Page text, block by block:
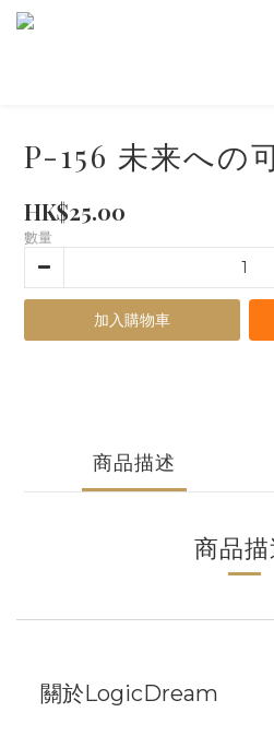
P-156 未来への
HK$25.00
數量
加入購物車
商品描述
商品
關於LogicDream